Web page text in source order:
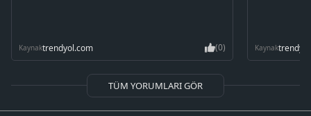
Kaynaktrendyol.com (0) Kaynak
TÜM YORUMLARI GÖR